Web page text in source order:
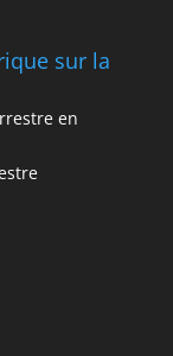
sur la
en